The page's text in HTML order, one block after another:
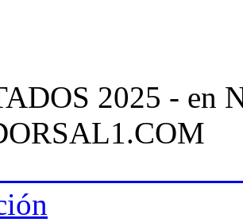
2025 - en